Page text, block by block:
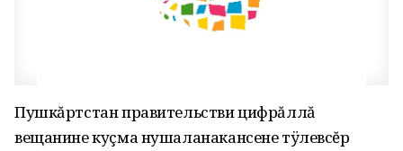
Пушкăртстан правительстви цифрăллă
вещанине куçма нушаланакансене тÿлевсĕр